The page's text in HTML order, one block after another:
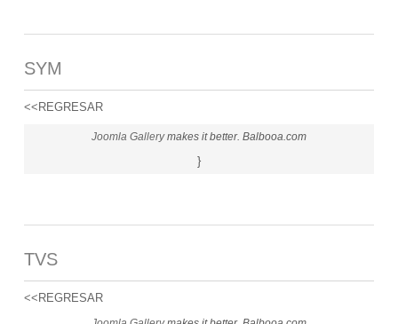
SYM
<<REGRESAR
Joomla Gallerymakes it better. Balbooa.com
}
TVS
<<REGRESAR